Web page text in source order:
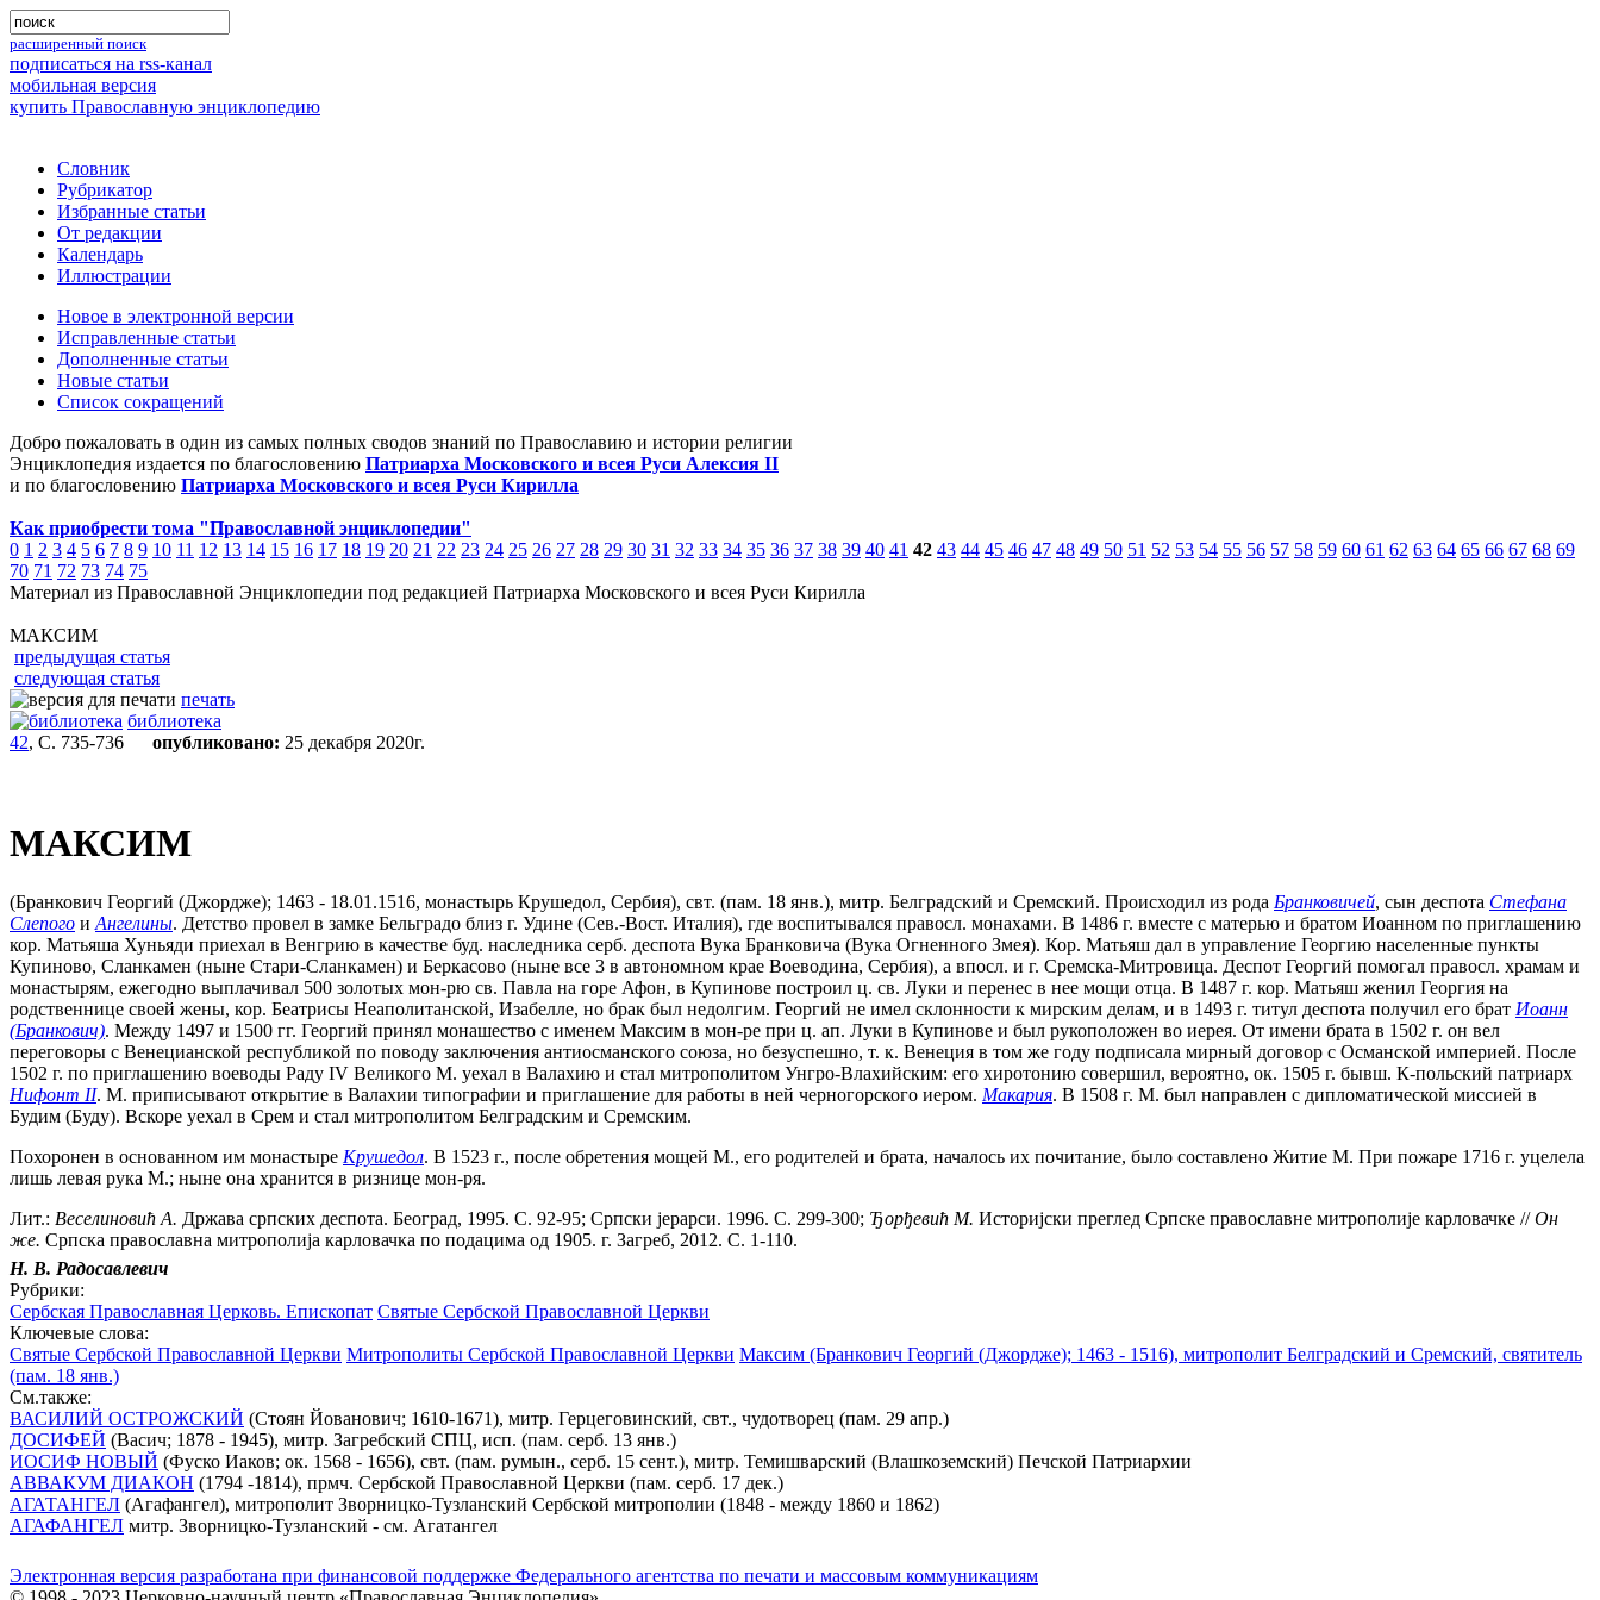
расширенный поиск
подписаться на rss-канал
мобильная версия
купить Православную энциклопедию
Словник
Рубрикатор
Избранные статьи
От редакции
Календарь
Иллюстрации
Новое в электронной версии
Исправленные статьи
Дополненные статьи
Новые статьи
Список сокращений
Добро пожаловать в один из самых полных сводов знаний по Православию и истории религии
Энциклопедия издается по благословению Патриарха Московского и всея Руси Алексия II
и по благословению Патриарха Московского и всея Руси Кирилла
Как приобрести тома "Православной энциклопедии"
0 1 2 3 4 5 6 7 8 9 10 11 12 13 14 15 16 17 18 19 20 21 22 23 24 25 26 27 28 29 30 31 32 33 34 35 36 37 38 39 40 41 42 43 44 45 46 47 48 49 50 51 52 53 54 55 56 57 58 59 60 61 62 63 64 65 66 67 68 69
70 71 72 73 74 75
Материал из Православной Энциклопедии под редакцией Патриарха Московского и всея Руси Кирилла
МАКСИМ
предыдущая статья
следующая статья
печать
библиотека
42, С. 735-736 опубликовано: 25 декабря 2020г.
МАКСИМ
(Бранкович Георгий (Джордже); 1463 - 18.01.1516, монастырь Крушедол, Сербия), свт. (пам. 18 янв.), митр. Белградский и Сремский. Происходил из рода Бранковичей, сын деспота Стефана
Слепого и Ангелины. Детство провел в замке Бельградо близ г. Удине (Сев.-Вост. Италия), где воспитывался правосл. монахами. В 1486 г. вместе с матерью и братом Иоанном по приглашению
кор. Матьяша Хуньяди приехал в Венгрию в качестве буд. наследника серб. деспота Вука Бранковича (Вука Огненного Змея). Кор. Матьяш дал в управление Георгию населенные пункты
Купиново, Сланкамен (ныне Стари-Сланкамен) и Беркасово (ныне все 3 в автономном крае Воеводина, Сербия), а впосл. и г. Сремска-Митровица. Деспот Георгий помогал правосл. храмам и
монастырям, ежегодно выплачивал 500 золотых мон-рю св. Павла на горе Афон, в Купинове построил ц. св. Луки и перенес в нее мощи отца. В 1487 г. кор. Матьяш женил Георгия на
родственнице своей жены, кор. Беатрисы Неаполитанской, Изабелле, но брак был недолгим. Георгий не имел склонности к мирским делам, и в 1493 г. титул деспота получил его брат Иоанн
(Бранкович). Между 1497 и 1500 гг. Георгий принял монашество с именем Максим в мон-ре при ц. ап. Луки в Купинове и был рукоположен во иерея. От имени брата в 1502 г. он вел
переговоры с Венецианской республикой по поводу заключения антиосманского союза, но безуспешно, т. к. Венеция в том же году подписала мирный договор с Османской империей. После
1502 г. по приглашению воеводы Раду IV Великого М. уехал в Валахию и стал митрополитом Унгро-Влахийским: его хиротонию совершил, вероятно, ок. 1505 г. бывш. К-польский патриарх
Нифонт II. М. приписывают открытие в Валахии типографии и приглашение для работы в ней черногорского иером. Макария. В 1508 г. М. был направлен с дипломатической миссией в
Будим (Буду). Вскоре уехал в Срем и стал митрополитом Белградским и Сремским.
Похоронен в основанном им монастыре Крушедол. В 1523 г., после обретения мощей М., его родителей и брата, началось их почитание, было составлено Житие М. При пожаре 1716 г. уцелела
лишь левая рука М.; ныне она хранится в ризнице мон-ря.
Лит.: Веселиновић А. Држава српских деспота. Београд, 1995. С. 92-95; Српски jерарси. 1996. С. 299-300; Ђорђевић М. Историjски преглед Српске православне митрополиjе карловачке //Он
же. Српска православна митрополиjа карловачка по подацима од 1905. г. Загреб, 2012. С. 1-110.
Н. В. Радосавлевич
Рубрики:
Сербская Православная Церковь. Епископат Святые Сербской Православной Церкви
Ключевые слова:
Святые Сербской Православной Церкви Митрополиты Сербской Православной Церкви Максим (Бранкович Георгий (Джордже); 1463 - 1516), митрополит Белградский и Сремский, святитель
(пам. 18 янв.)
См.также:
ВАСИЛИЙ ОСТРОЖСКИЙ (Стоян Йованович; 1610-1671), митр. Герцеговинский, свт., чудотворец (пам. 29 апр.)
ДОСИФЕЙ (Васич; 1878 - 1945), митр. Загребский СПЦ, исп. (пам. серб. 13 янв.)
ИОСИФ НОВЫЙ (Фуско Иаков; ок. 1568 - 1656), свт. (пам. румын., серб. 15 сент.), митр. Темишварский (Влашкоземский) Печской Патриархии
АВВАКУМ ДИАКОН (1794 -1814), прмч. Сербской Православной Церкви (пам. серб. 17 дек.)
АГАТАНГЕЛ (Агафангел), митрополит Зворницко-Тузланский Сербской митрополии (1848 - между 1860 и 1862)
АГАФАНГЕЛ митр. Зворницко-Тузланский - см. Агатангел
Электронная версия разработана при финансовой поддержке Федерального агентства по печати и массовым коммуникациям